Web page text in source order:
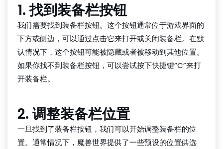
1. 找到装备栏按钮
我们需要找到装备栏按钮。这个按钮通常位于游戏界面的
下方或侧边，可以通过点击它来打开或关闭装备栏。在默
认情况下，这个按钮可能被隐藏或者被移动到其他位置。
如果你找不到装备栏按钮，可以尝试按下快捷键“C”来打
开装备栏。
2. 调整装备栏位置
一旦找到了装备栏按钮，我们可以开始调整装备栏的位
置。通常情况下，魔兽世界提供了一些预设的位置供选